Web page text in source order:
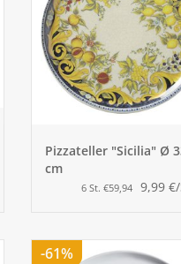
Pizzateller "Sicilia" Ø
cm
6 St. €59,94 9,99
-61%